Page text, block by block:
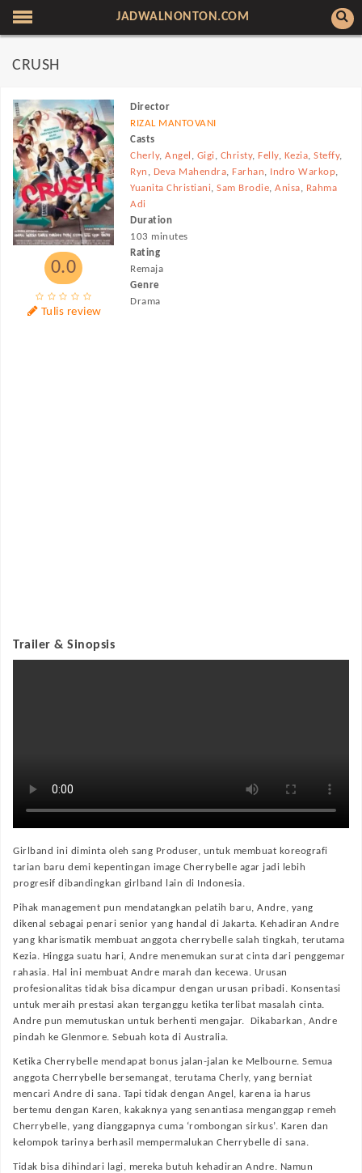
JADWALNONTON.COM
CRUSH
0.0
Tulis review
Director
RIZAL MANTOVANI
Casts
Cherly,Angel , Gigi, Christy, Felly, Kezia,Steffy,
Ryn , Deva Mahendra, Farhan, Indro Warkop,
Yuanita Christiani,Sam Brodie,Anisa, Rahma
Adi
Duration
103 minutes
Rating
Remaja
Genre
Drama
Trailer & Sinopsis
Girlband ini diminta oleh sang Produser, untuk membuat koreografi
tarian baru demi kepentingan image Cherrybelle agar jadi lebih
progresif dibandingkan girlband lain di Indonesia.
Pihak management pun mendatangkan pelatih baru, Andre, yang
dikenal sebagai penari senior yang handal di Jakarta. Kehadiran Andre
yang kharismatik membuat anggota cherrybelle salah tingkah, terutama
Kezia. Hingga suatu hari, Andre menemukan surat cinta dari penggemar
rahasia. Hal ini membuat Andre marah dan kecewa. Urusan
profesionalitas tidak bisa dicampur dengan urusan pribadi. Konsentasi
untuk meraih prestasi akan terganggu ketika terlibat masalah cinta.
Andre pun memutuskan untuk berhenti mengajar. Dikabarkan, Andre
pindah ke Glenmore. Sebuah kota di Australia.
Ketika Cherrybelle mendapat bonus jalan-jalan ke Melbourne. Semua
anggota Cherrybelle bersemangat, terutama Cherly, yang berniat
mencari Andre di sana. Tapi tidak dengan Angel, karena ia harus
bertemu dengan Karen, kakaknya yang senantiasa menganggap remeh
Cherrybelle, yang dianggapnya cuma ‘rombongan sirkus’. Karen dan
kelompok tarinya berhasil mempermalukan Cherrybelle di sana.
Tidak bisa dihindari lagi, mereka butuh kehadiran Andre. Namun